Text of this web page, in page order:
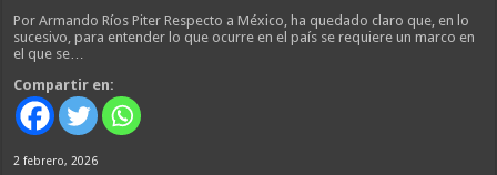
Por Armando Ríos Piter Respecto a México, ha quedado claro que, en lo
sucesivo, para entender lo que ocurre en el país se requiere un marco en
el que se…
Compartir en:
2 febrero, 2026